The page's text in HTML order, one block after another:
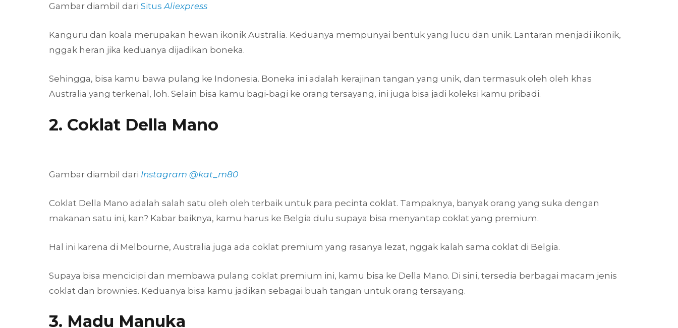
Gambar diambil dari Situs Aliexpress
Kanguru dan koala merupakan hewan ikonik Australia. Keduanya mempunyai bentuk yang lucu dan unik. Lantaran menjadi ikonik,
nggak heran jika keduanya dijadikan boneka.
Sehingga, bisa kamu bawa pulang ke Indonesia. Boneka ini adalah kerajinan tangan yang unik, dan termasuk oleh oleh khas
Australia yang terkenal, loh. Selain bisa kamu bagi-bagi ke orang tersayang, ini juga bisa jadi koleksi kamu pribadi.
2. Coklat Della Mano
Gambar diambil dari Instagram @kat_m80
Coklat Della Mano adalah salah satu oleh oleh terbaik untuk para pecinta coklat. Tampaknya, banyak orang yang suka dengan
makanan satu ini, kan? Kabar baiknya, kamu harus ke Belgia dulu supaya bisa menyantap coklat yang premium.
Hal ini karena di Melbourne, Australia juga ada coklat premium yang rasanya lezat, nggak kalah sama coklat di Belgia.
Supaya bisa mencicipi dan membawa pulang coklat premium ini, kamu bisa ke Della Mano. Di sini, tersedia berbagai macam jenis
coklat dan brownies. Keduanya bisa kamu jadikan sebagai buah tangan untuk orang tersayang.
3. Madu Manuka